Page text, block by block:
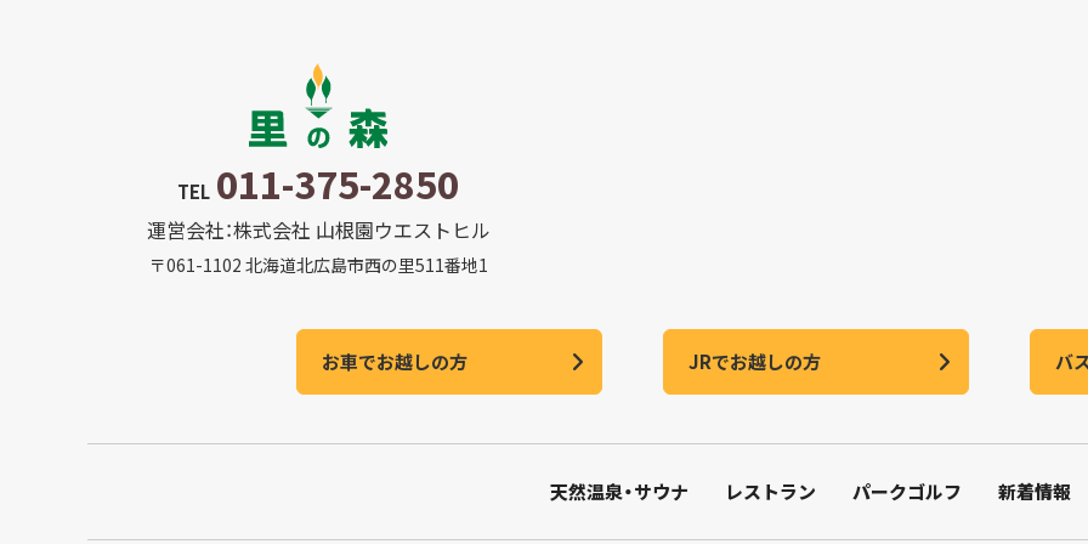
TEL 011-375-2850
運営会社：株式会社 山根園ウエストヒル
〒061-1102 北海道北広島市西の里511番地1
お車でお越しの方 JRでお越しの方 バ
天然温泉・サウナ レストラン パークゴルフ 新着情報